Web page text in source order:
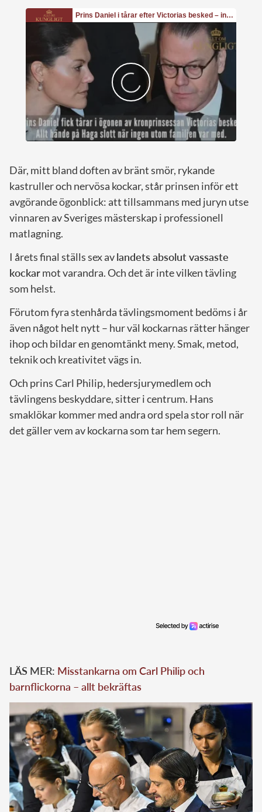
Där, mitt bland doften av bränt smör, rykande
kastruller och nervösa kockar, står prinsen inför ett
avgörande ögonblick: att tillsammans med juryn utse
vinnaren av Sveriges mästerskap i professionell
matlagning.
I årets final ställs sex avlandets absolut vassaste
kockarmot varandra. Och det är inte vilken tävling
som helst.
Förutom fyra stenhårda tävlingsmoment bedöms i år
även något helt nytt – hur väl kockarnas rätter hänger
ihop och bildar en genomtänkt meny. Smak, metod,
teknik och kreativitet vägs in.
Och prins Carl Philip, hedersjurymedlem och
tävlingens beskyddare, sitter i centrum. Hans
smaklökar kommer med andra ord spela stor roll när
det gäller vem av kockarna som tar hem segern.
LÄS MER: Misstankarna om Carl Philip och
barnflickorna – allt bekräftas